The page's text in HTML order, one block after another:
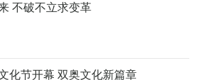
不破不立求变革
化节开幕 双奥文化新篇章